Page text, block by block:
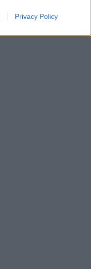
Privacy Policy